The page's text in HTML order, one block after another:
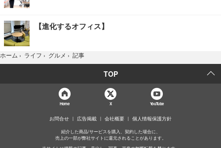
【進化するオフィス】
ホーム › ライフ › グルメ › 記事
TOP
Home X YouTube
お問合せ 広告掲載 会社概要 個人情報保護方針
紹介した商品/サービスを購入、契約した場合に、
売上の一部が弊社サイトに還元されることがあります。